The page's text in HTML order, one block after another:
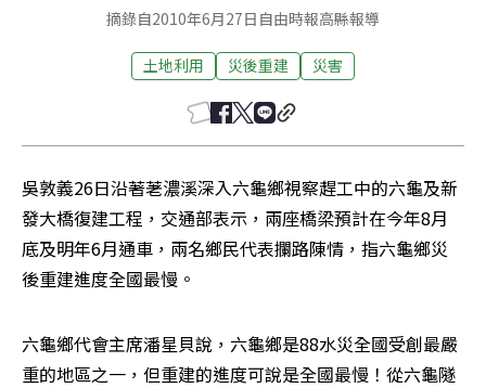
摘錄自2010年6月27日自由時報高縣報導
土地利用 災後重建 災害
吳敦義26日沿著荖濃溪深入六龜鄉視察趕工中的六龜及新
發大橋復建工程，交通部表示，兩座橋梁預計在今年8月
底及明年6月通車，兩名鄉民代表攔路陳情，指六龜鄉災
後重建進度全國最慢。
六龜鄉代會主席潘星貝說，六龜鄉是88水災全國受創最嚴
重的地區之一，但重建的進度可說是全國最慢！從六龜隧